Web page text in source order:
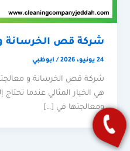
شركة قص الخرسانة
24 يونيو، 2026 / ابوظبي
شركة قص الخرسانة و
هي الخيار المثالي عندما
ومعالجتها في […]